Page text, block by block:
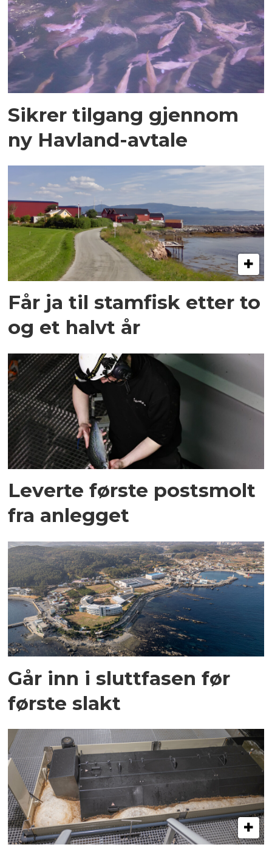
Sikrer tilgang gjennom
ny Havland-avtale
Får ja til stamfisk etter to
og et halvt år
Leverte første postsmolt
fra anlegget
Går inn i sluttfasen før
første slakt